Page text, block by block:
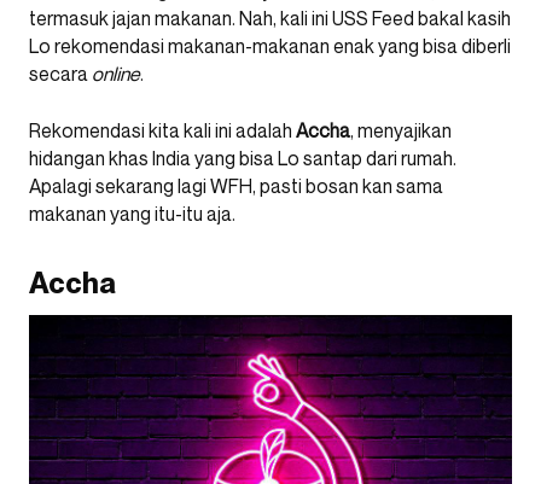
termasuk jajan makanan. Nah, kali ini USS Feed bakal kasih
Lo rekomendasi makanan-makanan enak yang bisa diberli
secara online.
Rekomendasi kita kali ini adalah Accha, menyajikan
hidangan khas India yang bisa Lo santap dari rumah.
Apalagi sekarang lagi WFH, pasti bosan kan sama
makanan yang itu-itu aja.
Accha